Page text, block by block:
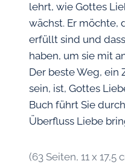
lehrt, wie Gottes
wächst. Er möchte,
erfüllt sind und
haben, um sie mit
Der beste Weg, ein
sein, ist, Gottes
Buch führt Sie
Überfluss Liebe
(63 Seiten, 11 x 17,5